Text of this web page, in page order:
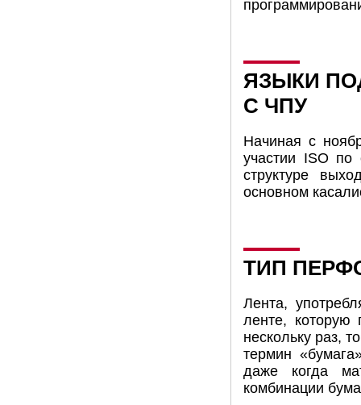
ЯЗЫКИ
С ЧПУ
Начиная с
участии ISO
структуре
основном
ТИП
Лента,
ленте, которую
нескольку раз,
термин
даже когда
комбинации